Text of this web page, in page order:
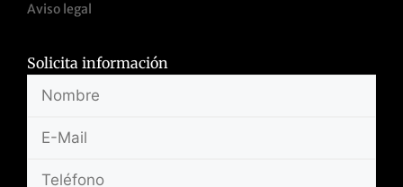
Aviso legal
Solicita información